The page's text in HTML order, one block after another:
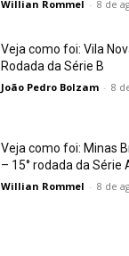
Willian Rommel - 8 de
Veja como foi: Vila
Rodada da Série B
João Pedro Bolzam - 8
Veja como foi: Minas
– 15° rodada da Série
Willian Rommel - 8 de